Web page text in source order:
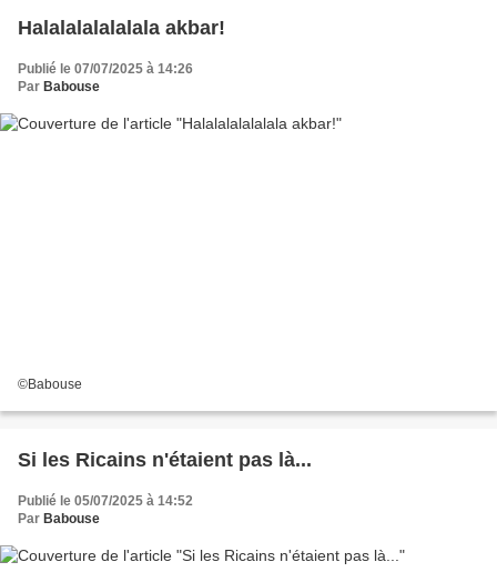
Halalalalalalala akbar!
Publié le 07/07/2025 à 14:26
Par Babouse
©Babouse
Si les Ricains n'étaient pas là...
Publié le 05/07/2025 à 14:52
Par Babouse